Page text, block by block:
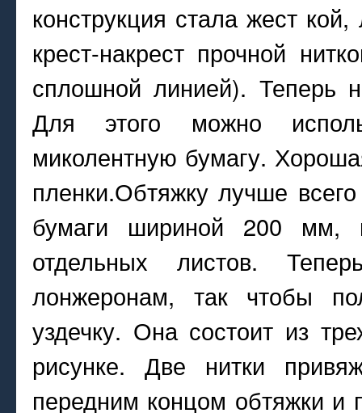
конструкция стала жест
крест-накрест прочной
сплошной линией). Теперь
Для этого можно
миколентную бумагу.
пленки.Обтяжку лучше
бумаги шириной 200 мм,
отдельных листов.
лонжеронам, так чтобы
уздечку. Она состоит из
рисунке. Две нитки
передним концом обтяжки и